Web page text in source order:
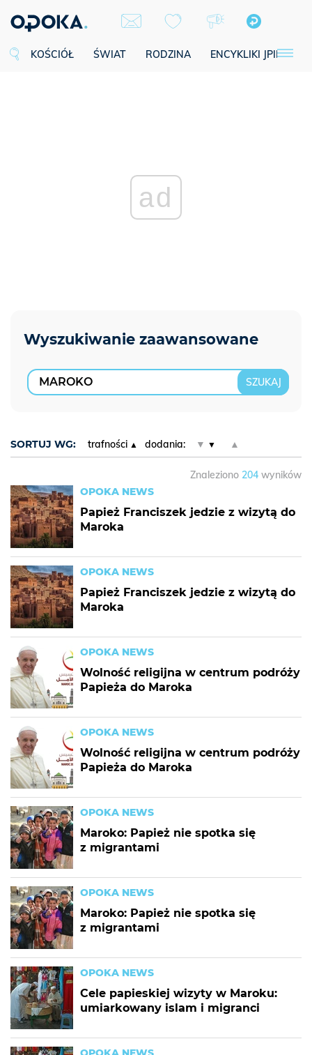
KOŚCIÓŁ ŚWIAT RODZINA ENCYKLIKI JPII
ad
SORTUJ WG: trafności dodania: ▼ ▲
Znaleziono 204 wyników
OPOKA NEWS
Papież Franciszek jedzie z wizytą do
Maroka
OPOKA NEWS
Papież Franciszek jedzie z wizytą do
Maroka
OPOKA NEWS
Wolność religijna w centrum podróży
Papieża do Maroka
OPOKA NEWS
Wolność religijna w centrum podróży
Papieża do Maroka
OPOKA NEWS
Maroko: Papież nie spotka się
z migrantami
OPOKA NEWS
Maroko: Papież nie spotka się
z migrantami
OPOKA NEWS
Cele papieskiej wizyty w Maroku:
umiarkowany islam i migranci